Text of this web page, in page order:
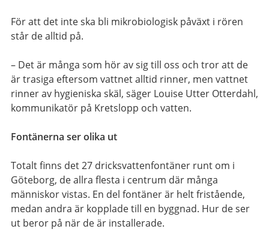
För att det inte ska bli mikrobiologisk påväxt i rören
står de alltid på.
– Det är många som hör av sig till oss och tror att de
är trasiga eftersom vattnet alltid rinner, men vattnet
rinner av hygieniska skäl, säger Louise Utter Otterdahl,
kommunikatör på Kretslopp och vatten.
Fontänerna ser olika ut
Totalt finns det 27 dricksvattenfontäner runt om i
Göteborg, de allra flesta i centrum där många
människor vistas. En del fontäner är helt fristående,
medan andra är kopplade till en byggnad. Hur de ser
ut beror på när de är installerade.